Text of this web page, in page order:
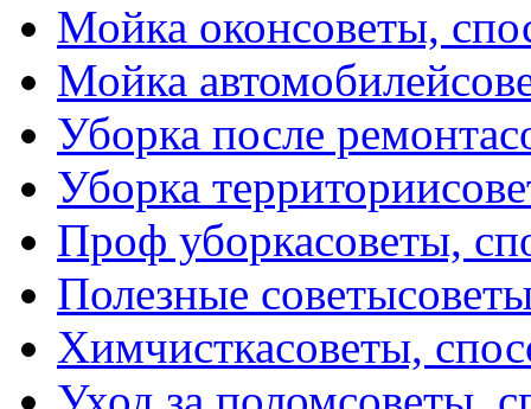
Мойка оконсоветы,
Мойка автомобилей
Уборка после ремонта
Уборка территории
Проф уборкасоветы,
Полезные советы
Химчисткасоветы,